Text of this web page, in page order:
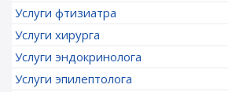
Услуги фтизиатра
Услуги хирурга
Услуги эндокринолога
Услуги эпилептолога